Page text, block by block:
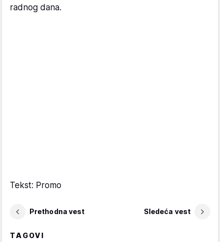
radnog dana.
Tekst: Promo
Prethodna vest Sledeća vest
TAGOVI